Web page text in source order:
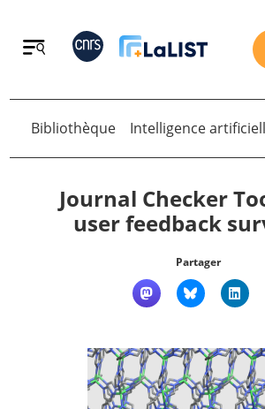
Retour
Qui sommes nous ?
Retour
Bibliothèque Intelligence
Journal Checker
user feedback
Partager